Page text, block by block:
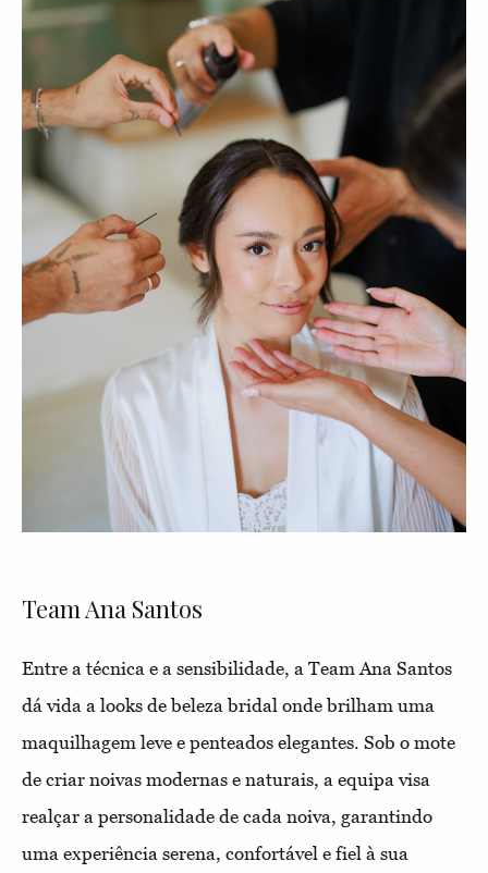
Team Ana Santos
Entre a técnica e a sensibilidade, a Team Ana Santos
dá vida a looks de beleza bridal onde brilham uma
maquilhagem leve e penteados elegantes. Sob o mote
de criar noivas modernas e naturais, a equipa visa
realçar a personalidade de cada noiva, garantindo
uma experiência serena, confortável e fiel à sua